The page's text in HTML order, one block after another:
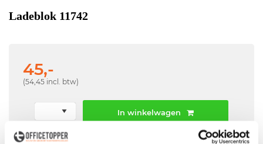
Ladeblok 11742
45,-
(54,45 incl. btw)
In winkelwagen
Offerte aanvraag mogelijk in winkelwagen